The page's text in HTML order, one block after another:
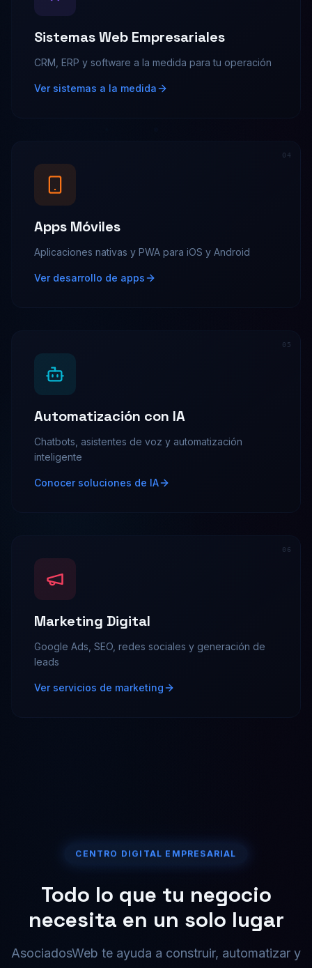
Sistemas Web Empresariales
CRM, ERP y software a la medida para tu operación
Ver sistemas a la medida
0 4
Apps Móviles
Aplicaciones nativas y PWA para iOS y Android
Ver desarrollo de apps
0 5
Automatización con IA
Chatbots, asistentes de voz y automatización
inteligente
Conocer soluciones de IA
0 6
Marketing Digital
Google Ads, SEO, redes sociales y generación de
leads
Ver servicios de marketing
CENTRO DIGITAL EMPRESARIAL
Todo lo que tu negocio
necesita en un solo lugar
AsociadosWeb te ayuda a construir, automatizar y